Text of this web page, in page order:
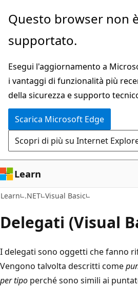
Ignora
passa
contenuto
principale
Questo browser non
supportato.
Esegui l'aggiornamento a
i vantaggi di funzionalità più
della sicurezza e supporto
Scarica Microsoft Edge
Scopri di più su Internet
Learn
Learn .NET Visual Basic
Delegati (Visual
I delegati sono oggetti che fanno
Vengono talvolta descritti come
per tipo perché sono simili ai